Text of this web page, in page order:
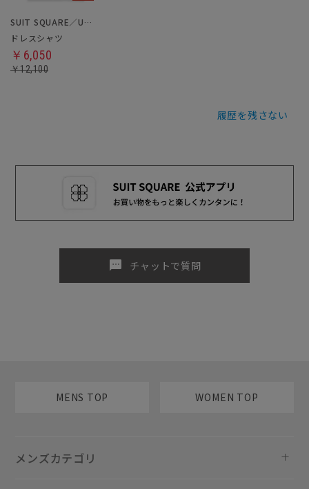
SUIT SQUARE／UNIVERSAL LANGUAGE
ドレスシャツ
￥6,050
￥12,100
履歴を残さない
sms チャットで質問
MENS TOP WOMEN TOP
メンズカテゴリ